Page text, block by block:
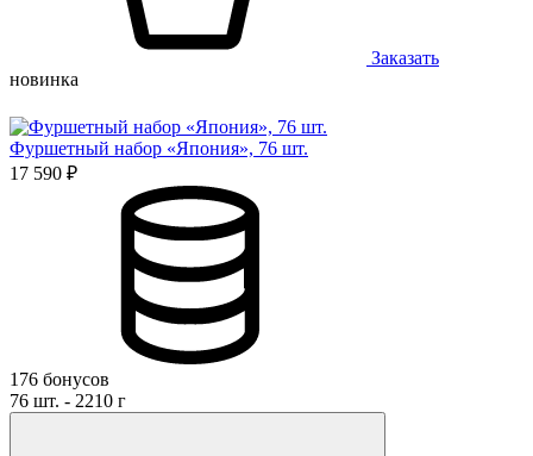
Заказать
новинка
Фуршетный набор «Япония», 76 шт.
17 590 ₽
176 бонусов
76 шт. - 2210 г